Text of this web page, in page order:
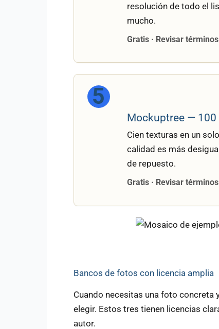
resolución de todo el
mucho.
Gratis · Revisar
5
Mockuptree — 100
Cien texturas en un
calidad es más
de repuesto.
Gratis · Revisar
Bancos de fotos con licencia amplia
Cuando necesitas una foto concreta
elegir. Estos tres tienen licencias
autor.